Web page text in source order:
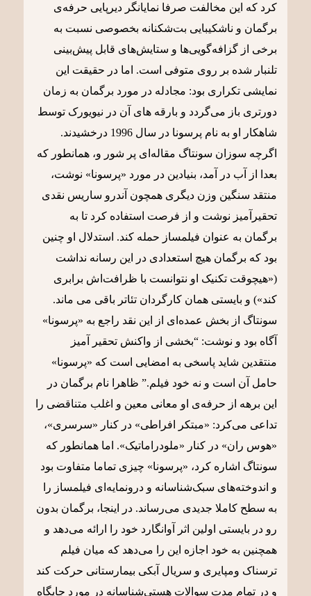
کرد که این مخالفت صرفا نمایانگر دیرپایی حرفه‌ی
برگمان و ناشکیبایی بت‌شکنانه بخصوصی نسبت به
برخی از گزافه‌گویی‌ها و ستایش‌های قابل پیش‌بینی
تلنبار شده بر روی متوفی است. اما در حقیقت این
نمایشی تکراری بود: مجادله در مورد برگمان به زمان
دورتری باز می‌گردد و بارقه های آن در نیویورک توسط
شاهکار او به نام پرسونا در سال 1996 درخشیدند.
اگرچه سوزان سونتاگ مقاله‌ای پر شور و، همانطور که
بعدا از آب در آمد، بنیادین در مورد «پرسونا» نوشت،
منتقد سنگین وزن دیگری همچون آندرو ساریس نقدی
تحقیرآمیز نوشت و از فرصت استفاده کرد تا به
برگمان به عنوان فیلمساز حمله کند. استدلال او چنین
بود که برگمان هیچ استعدادی در این رسانه نداشت
(«هیچوقت تکنیک او نتوانست با ظرافت‌اش برابری
کند») و بایستی همان کارگردان تئاتر باقی می ماند.
سونتاگ از بخش عمده‌ای از این نقد راجع به «پرسونا»
آگاه بود و نوشت: “بخشی از واکنش تحقیر آمیز
منتقدین شاید پاسخی به امضایی است که «پرسونا»
حامل آن است و نه خود فیلم.” ظاهرا نام برگمان در
این برهه از حرفه‌ی او معانی معین و اغلب متناقضی را
تداعی می‌کرد: «مبتکر افراطی» در کنار «سرسری»،
«هوس ران» در کنار «ملودراماتیک». اما همانطور که
سونتاگ اشاره کرد، «پرسونا» چیزی تماما متفاوت بود
و اندوخته‌های سبک‌شناسانه و درونمایه‌ای فیلمساز را
به سطح کاملا جدیدی می‌رساند. در اینجا، برگمان بدون
رو در بایستی اولین اثر آوانگارد خود را ارائه می‌دهد و
همچنین به خود اجازه این را می‌دهد که میان فیلم
ترسناک ومپایری و سریال آبکی بیمارستانی حرکت کند
و در تمام مدت سوالات هستی‌شناسانه در مورد جایگاه